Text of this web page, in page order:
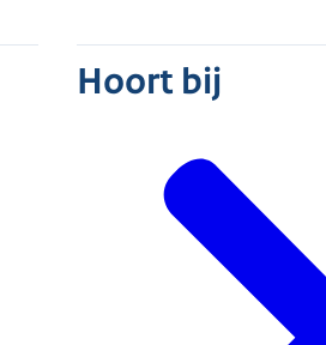
Hoort bij